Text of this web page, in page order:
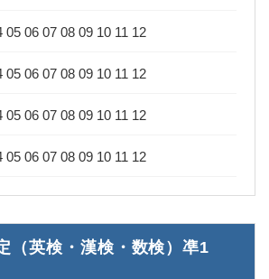
05 06 07 08 09 10 11 12
05 06 07 08 09 10 11 12
05 06 07 08 09 10 11 12
05 06 07 08 09 10 11 12
（英検・漢検・数検）凖1